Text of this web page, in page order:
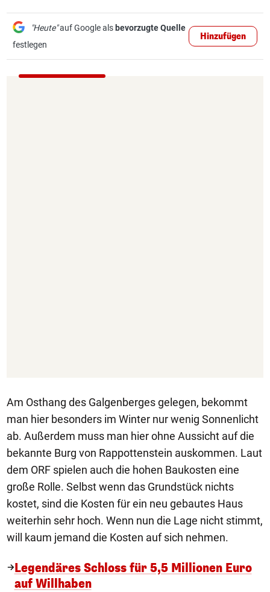
"Heute"auf Google als bevorzugte Quelle
festlegen
Hinzufügen
Am Osthang des Galgenberges gelegen, bekommt
man hier besonders im Winter nur wenig Sonnenlicht
ab. Außerdem muss man hier ohne Aussicht auf die
bekannte Burg von Rappottenstein auskommen. Laut
dem ORF spielen auch die hohen Baukosten eine
große Rolle. Selbst wenn das Grundstück nichts
kostet, sind die Kosten für ein neu gebautes Haus
weiterhin sehr hoch. Wenn nun die Lage nicht stimmt,
will kaum jemand die Kosten auf sich nehmen.
Legendäres Schloss für 5,5 Millionen Euro
auf Willhaben